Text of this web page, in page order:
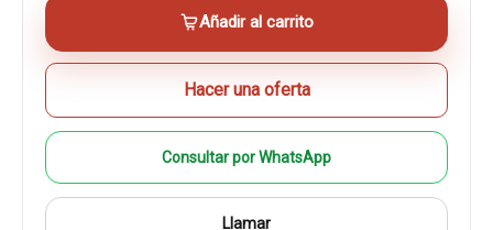
Añadir al carrito
Hacer una oferta
Consultar por WhatsApp
Llamar